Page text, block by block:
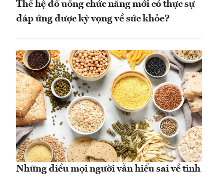
Thế hệ đồ uống chức năng mới có thực sự
đáp ứng được kỳ vọng về sức khỏe?
Những điều mọi người vẫn hiểu sai về tinh